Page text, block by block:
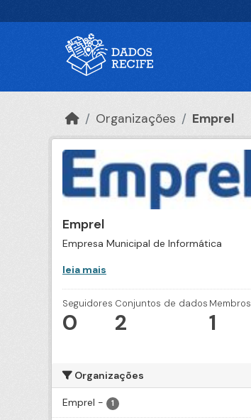
Organizações Emprel
Emprel
Empresa Municipal de Informática
leia mais
Seguidores
0
Conjuntos de dados
2
Membros
1
Organizações
Emprel - 1